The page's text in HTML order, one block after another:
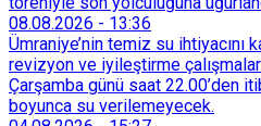
08.08.2026 - 13:36
Ümraniye’nin temiz su ihtiyacını
revizyon ve iyileştirme
Çarşamba günü saat 22.00’den
boyunca su verilemeyecek.